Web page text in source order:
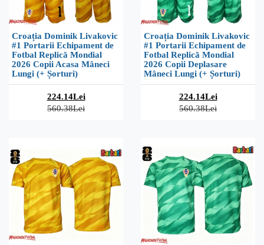
Croația Dominik Livakovic
#1 Portarii Echipament de
Fotbal Replică Mondial
2026 Copii Acasa Mâneci
Lungi (+ Șorturi)
224.14Lei
560.38Lei
Croația Dominik Livakovic
#1 Portarii Echipament de
Fotbal Replică Mondial
2026 Copii Deplasare
Mâneci Lungi (+ Șorturi)
224.14Lei
560.38Lei